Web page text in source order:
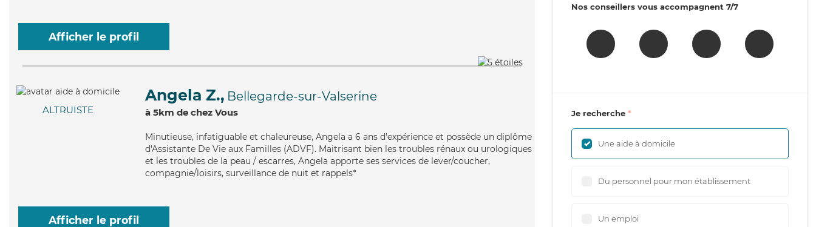
Afficher le profil
ALTRUISTE
Angela Z., Bellegarde-sur-Valserine
à 5km de chez Vous
Minutieuse, infatiguable et chaleureuse, Angela a 6 ans d'expérience et possède un diplôme
d'Assistante De Vie aux Familles (ADVF). Maitrisant bien les troubles rénaux ou urologiques
et les troubles de la peau / escarres, Angela apporte ses services de lever/coucher,
compagnie/loisirs, surveillance de nuit et rappels*
Afficher le profil
Nos conseillers vous accompagnent 7/7
Je recherche
Une aide à domicile
Du personnel pour mon établissement
Un emploi